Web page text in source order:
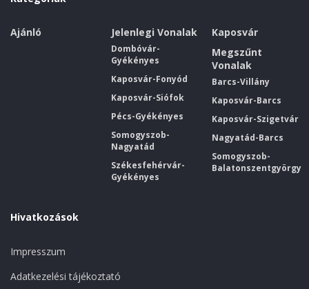
Ajánló Jelenlegi Vonalak
Dombóvár-
Gyékényes
Kaposvár-Fonyód
Kaposvár-Siófok
Pécs-Gyékényes
Somogyszob-
Nagyatád
Székesfehérvár-
Gyékényes
Kaposvár
Megszűnt
Vonalak
Barcs-Villány
Kaposvár-Barcs
Kaposvár-Szigetvár
Nagyatád-Barcs
Somogyszob-
Balatonszentgyörgy
Hivatkozások
Impresszum
Adatkezelési tájékoztató